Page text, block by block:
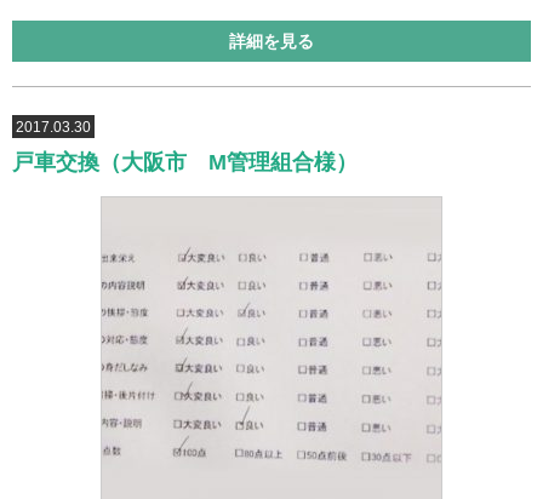
詳細を見る
2017.03.30
戸車交換（大阪市 M管理組合様）